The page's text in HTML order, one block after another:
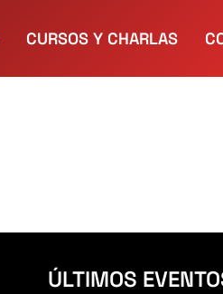
CURSOS Y CHARLAS
ÚLTIMOS